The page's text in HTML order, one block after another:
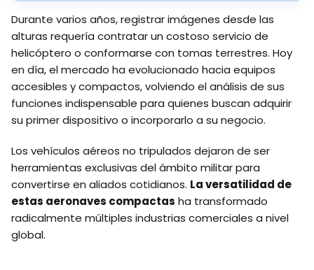
Durante varios años, registrar imágenes desde las
alturas requería contratar un costoso servicio de
helicóptero o conformarse con tomas terrestres. Hoy
en día, el mercado ha evolucionado hacia equipos
accesibles y compactos, volviendo el análisis de sus
funciones indispensable para quienes buscan adquirir
su primer dispositivo o incorporarlo a su negocio.
Los vehículos aéreos no tripulados dejaron de ser
herramientas exclusivas del ámbito militar para
convertirse en aliados cotidianos. La versatilidad de
estas aeronaves compactas ha transformado
radicalmente múltiples industrias comerciales a nivel
global.